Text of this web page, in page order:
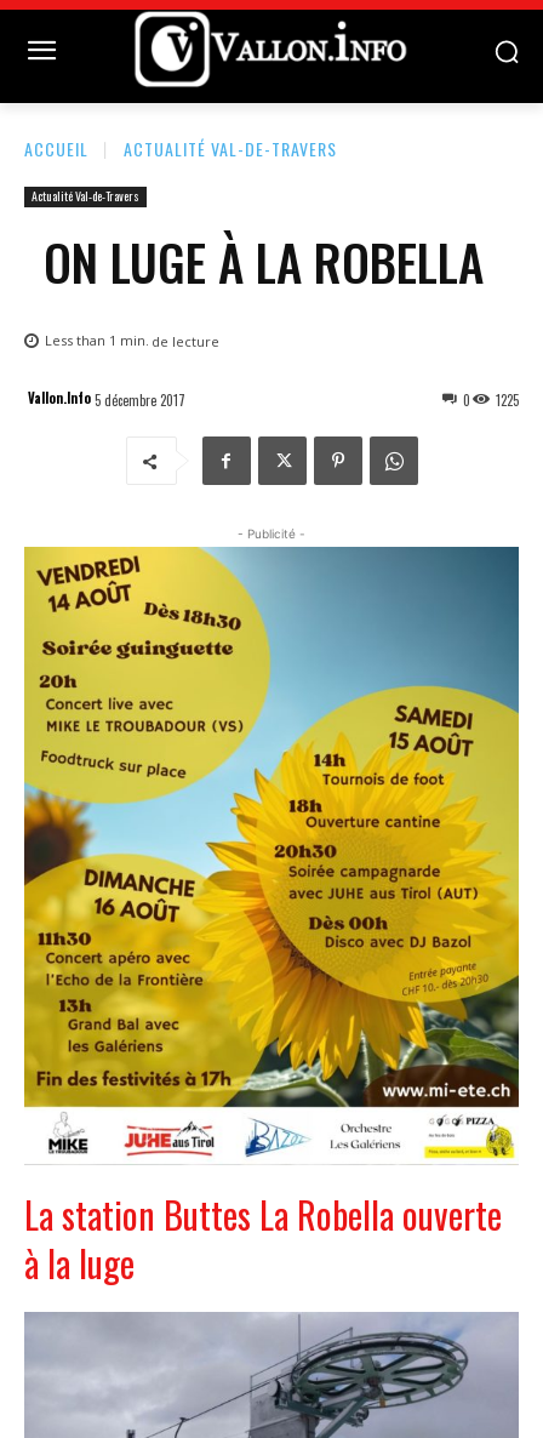
ACCUEIL ACTUALITÉ VAL-DE-TRAVERS
Actualité Val-de-Travers
ON LUGE À LA ROBELLA
Less than 1 min. de lecture
Vallon.Info5 décembre 2017 1225
0
- Publicité -
La station Buttes La Robella ouverte
à la luge